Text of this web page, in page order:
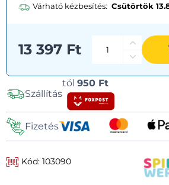
Várható kézbesítés: Csütörtök
13 397 Ft
Szállítás
tól 950 Ft
Fizetés
Kód: 103090